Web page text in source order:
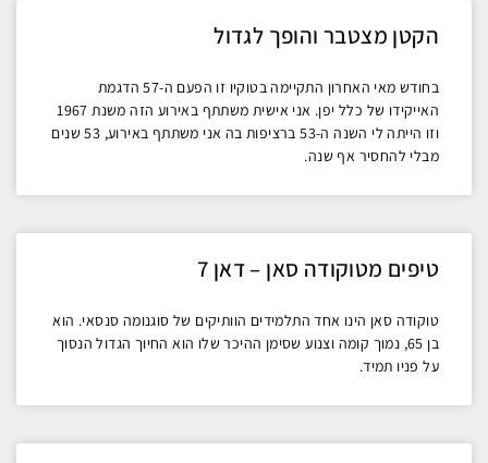
הקטן מצטבר והופך לגדול
בחודש מאי האחרון התקיימה בטוקיו זו הפעם ה-57 הדגמת
האייקידו של כלל יפן. אני אישית משתתף באירוע הזה משנת 1967
וזו הייתה לי השנה ה-53 ברציפות בה אני משתתף באירוע, 53 שנים
מבלי להחסיר אף שנה.
טיפים מטוקודה סאן – דאן 7
טוקודה סאן הינו אחד התלמידים הוותיקים של סוגנומה סנסאי. הוא
בן 65, נמוך קומה וצנוע שסימן ההיכר שלו הוא החיוך הגדול הנסוך
על פניו תמיד.